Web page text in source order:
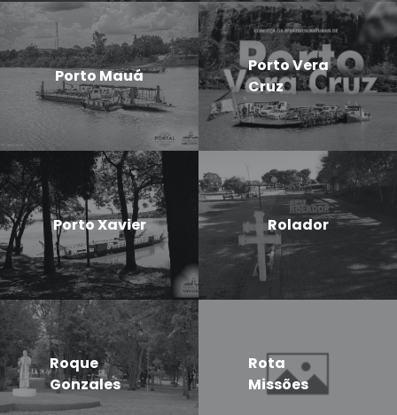
Porto Mauá
Porto Vera
Cruz
Porto Xavier Rolador
Roque
Gonzales
Rota
Missões